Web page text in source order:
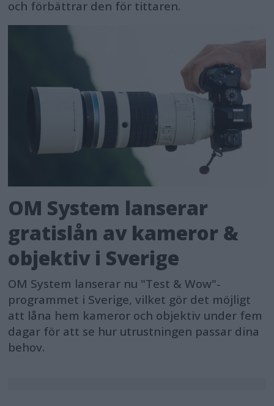
och förbättrar den för tittaren.
OM System lanserar
gratislån av kameror &
objektiv i Sverige
OM System lanserar nu "Test & Wow"-
programmet i Sverige, vilket gör det möjligt
att låna hem kameror och objektiv under fem
dagar för att se hur utrustningen passar dina
behov.